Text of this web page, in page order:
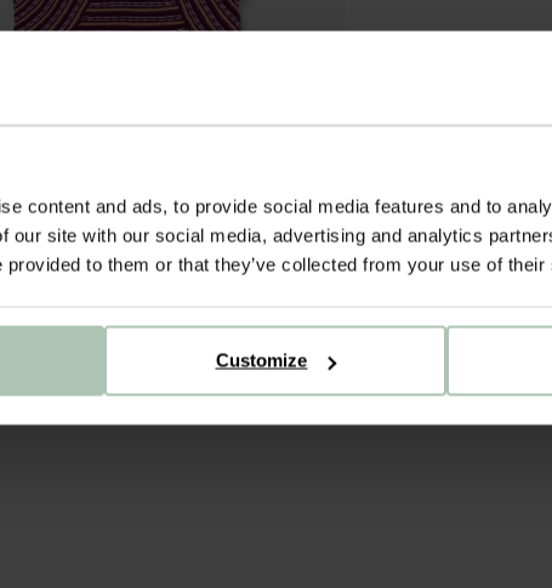
content and ads, to provide social media features and to
our site with our social media, advertising and analytics
provided to them or that they’ve collected from your use of
Customize